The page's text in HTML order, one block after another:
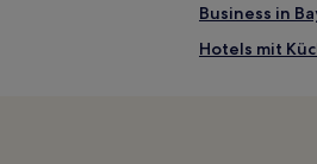
Business in
Hotels mit